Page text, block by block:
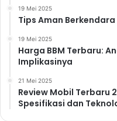
Hobi dan
Luangkan waktu untuk
yang Anda sukai.
untuk rileks dan
Hubungan
Membangun dan
19 Mei 2025
Tips Aman
19 Mei 2025
Harga BBM Terbaru:
Implikasinya
21 Mei 2025
Review Mobil Terbaru
Spesifikasi dan